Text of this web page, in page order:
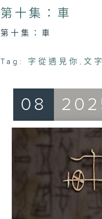
第十集：車
第十集：車
Tag: 字從遇見你 , 文字
08